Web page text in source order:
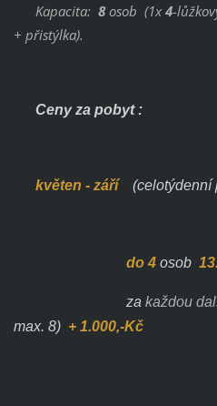
Kapacita: 8osob (1x4-
+ přistýlka).
Ceny za pobyt :
květen - září (celotýdenní
do 4 osob
za každou
max. 8) + 1.000,-Kč